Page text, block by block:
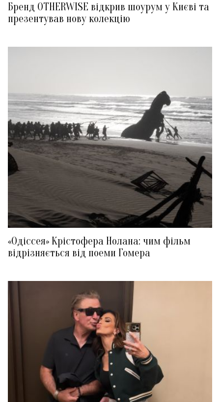
Бренд OTHERWISE відкрив шоурум у Києві та
презентував нову колекцію
«Одіссея» Крістофера Нолана: чим фільм
відрізняється від поеми Гомера